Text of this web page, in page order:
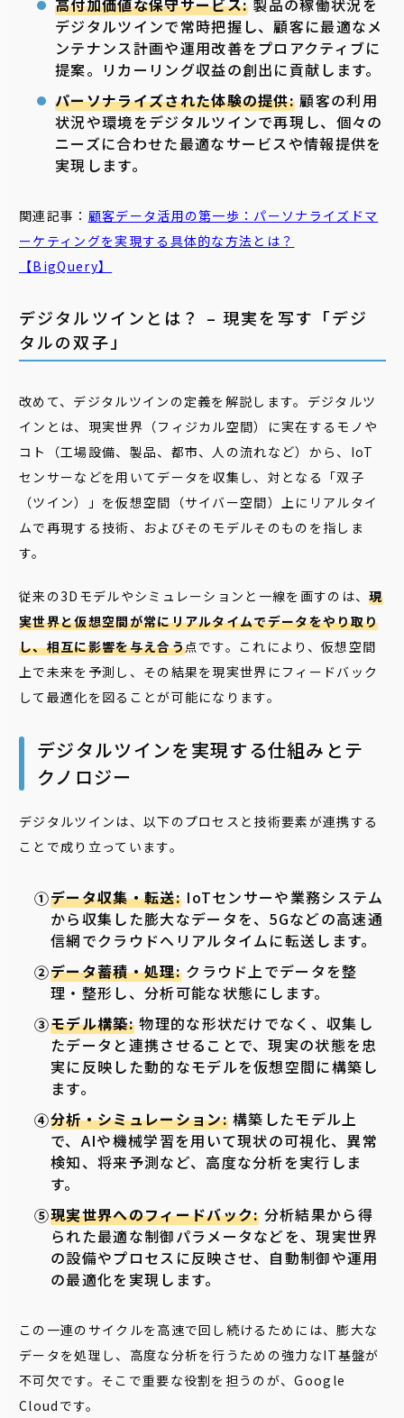
高付加価値な保守サービス: 製品の稼働状況を
デジタルツインで常時把握し、顧客に最適なメ
ンテナンス計画や運用改善をプロアクティブに
提案。リカーリング収益の創出に貢献します。
パーソナライズされた体験の提供: 顧客の利用
状況や環境をデジタルツインで再現し、個々の
ニーズに合わせた最適なサービスや情報提供を
実現します。
関連記事： 顧客データ活用の第一歩： パーソナライズドマ
ーケティングを実現する具体的な方法とは？
【BigQuery】
デジタルツインとは？ – 現実を写す「デジ
タルの双子」
改めて、デジタルツインの定義を解説します。デジタルツ
インとは、現実世界（フィジカル空間）に実在するモノや
コト（工場設備、製品、都市、人の流れなど）から、IoT
センサーなどを用いてデータを収集し、対となる「双子
（ツイン）」を仮想空間（サイバー空間）上にリアルタイ
ムで再現する技術、およびそのモデルそのものを指しま
す。
従来の3Dモデルやシミュレーションと一線を画すのは、現
実世界と仮想空間が常にリアルタイムでデータをやり取り
し、相互に影響を与え合う点です。これにより、仮想空間
上で未来を予測し、その結果を現実世界にフィードバック
して最適化を図ることが可能になります。
デジタルツインを実現する仕組みとテ
クノロジー
デジタルツインは、以下のプロセスと技術要素が連携する
ことで成り立っています。
データ収集・転送:IoTセンサーや業務システム
から収集した膨大なデータを、5Gなどの高速通
信網でクラウドへリアルタイムに転送します。
データ蓄積・処理:クラウド上でデータを整
理・整形し、分析可能な状態にします。
モデル構築:物理的な形状だけでなく、収集し
たデータと連携させることで、現実の状態を忠
実に反映した動的なモデルを仮想空間に構築し
ます。
分析・シミュレーション:構築したモデル上
で、AIや機械学習を用いて現状の可視化、異常
検知、将来予測など、高度な分析を実行しま
す。
現実世界へのフィードバック: 分析結果から得
られた最適な制御パラメータなどを、現実世界
の設備やプロセスに反映させ、自動制御や運用
の最適化を実現します。
この一連のサイクルを高速で回し続けるためには、膨大な
データを処理し、高度な分析を行うための強力なIT基盤が
不可欠です。そこで重要な役割を担うのが、Google
Cloudです。